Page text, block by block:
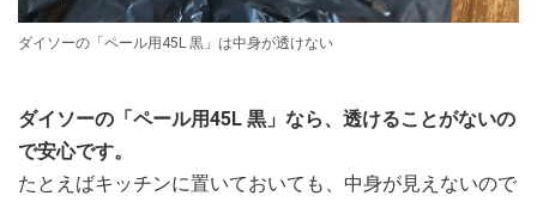
ダイソーの「ペール用45L 黒」は中身が透けない
ダイソーの「ペール用45L 黒」なら、透けることがないの
で安心です。
たとえばキッチンに置いておいても、中身が見えないので